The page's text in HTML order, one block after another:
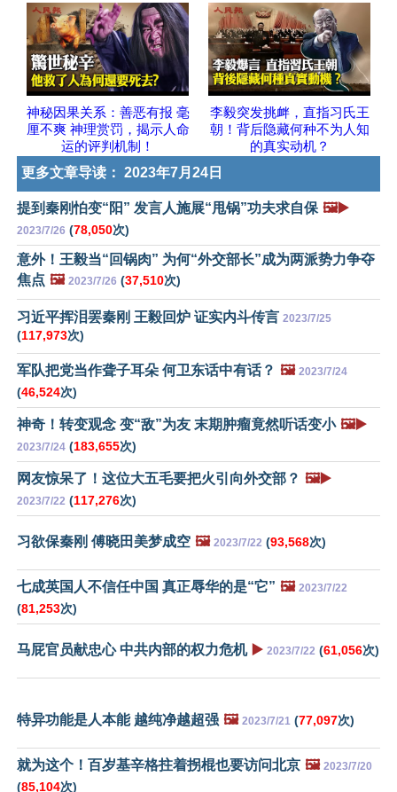
神秘因果关系：善恶有报 毫
厘不爽 神理赏罚，揭示人命
运的评判机制！
李毅突发挑衅，直指习氏王
朝！背后隐藏何种不为人知
的真实动机？
更多文章导读： 2023年7月24日
提到秦刚怕变“阳” 发言人施展“甩锅”功夫求自保 🖼️▶️
2023/7/26 (78,050次)
意外！王毅当“回锅肉” 为何“外交部长”成为两派势力争夺
焦点 🖼️ 2023/7/26 (37,510次)
习近平挥泪罢秦刚 王毅回炉 证实内斗传言 2023/7/25
(117,973次)
军队把党当作聋子耳朵 何卫东话中有话？ 🖼️ 2023/7/24
(46,524次)
神奇！转变观念 变“敌”为友 末期肿瘤竟然听话变小 🖼️▶️
2023/7/24 (183,655次)
网友惊呆了！这位大五毛要把火引向外交部？ 🖼️▶️
2023/7/22 (117,276次)
习欲保秦刚 傅晓田美梦成空 🖼️ 2023/7/22 (93,568次)
七成英国人不信任中国 真正辱华的是“它” 🖼️ 2023/7/22
(81,253次)
马屁官员献忠心 中共内部的权力危机 ▶️ 2023/7/22 (61,056次)
特异功能是人本能 越纯净越超强 🖼️ 2023/7/21 (77,097次)
就为这个！百岁基辛格拄着拐棍也要访问北京 🖼️ 2023/7/20
(85,104次)